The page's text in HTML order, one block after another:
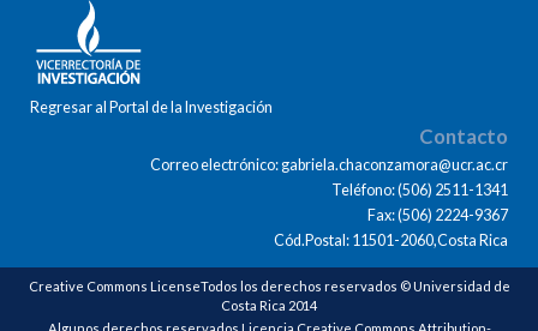
Regresar al Portal de la Investigación
Contacto
Correo electrónico: gabriela.chaconzamora@ucr.ac.cr
Teléfono: (506) 2511-1341
Fax: (506) 2224-9367
Cód.Postal: 11501-2060,Costa Rica
Creative Commons LicenseTodos los derechos reservados © Universidad de
Costa Rica 2014